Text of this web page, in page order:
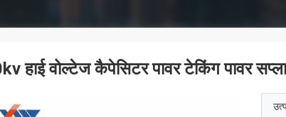
हाई वोल्टेज कैपेसिटर पावर टेकिंग पावर